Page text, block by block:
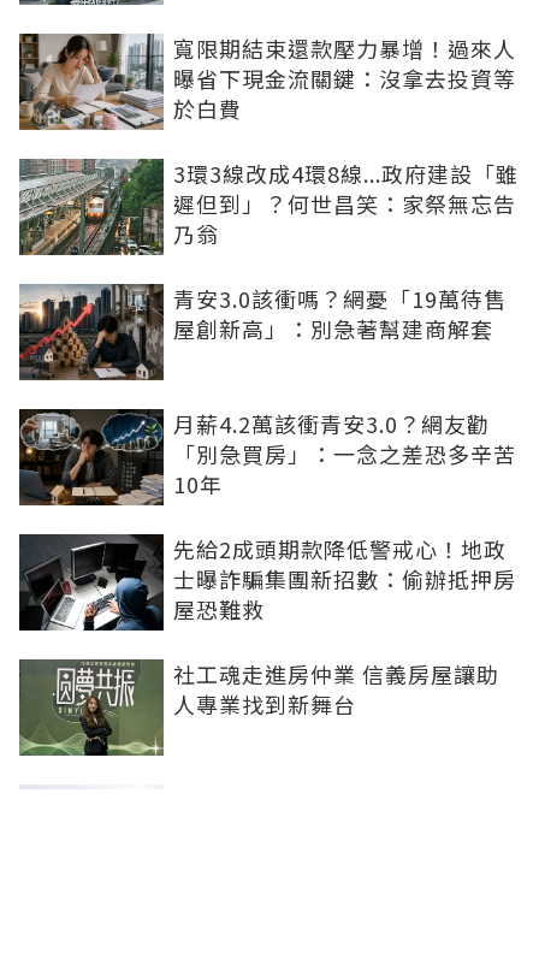
寬限期結束還款壓力暴增！過來人
曝省下現金流關鍵：沒拿去投資等
於白費
3環3線改成4環8線...政府建設「雖
遲但到」？何世昌笑：家祭無忘告
乃翁
青安3.0該衝嗎？網憂「19萬待售
屋創新高」：別急著幫建商解套
月薪4.2萬該衝青安3.0？網友勸
「別急買房」：一念之差恐多辛苦
10年
先給2成頭期款降低警戒心！地政
士曝詐騙集團新招數：偷辦抵押房
屋恐難救
社工魂走進房仲業 信義房屋讓助
人專業找到新舞台